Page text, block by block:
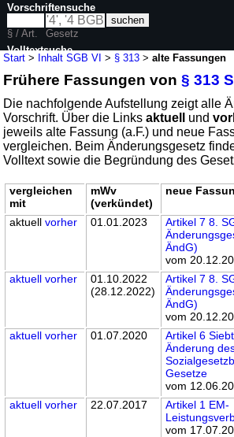
Start > Inhalt SGB VI > § 313 >alte Fassungen
Frühere Fassungen von§ 313
Die nachfolgende Aufstellung zeigt alle
Vorschrift. Über die Linksaktuell und
jeweils alte Fassung (a.F.) und neue
vergleichen. Beim Änderungsgesetz
Volltext sowie die Begründung des
vergleichen
mit
mWv
(verkündet)
neue
aktuellvorher 01.01.2023
Artikel 7 8.
ÄndG)
vom
aktuell vorher
01.10.2022
(28.12.2022)
Artikel 7 8.
ÄndG)
vom
aktuell vorher 01.07.2020
Artikel 6
Änderung
Gesetze
vom
aktuell vorher 22.07.2017
Artikel 1 EM-
vom
Vorschriftensuche
§ / Art.
Gesetz
Volltextsuche
nur in SGB VI